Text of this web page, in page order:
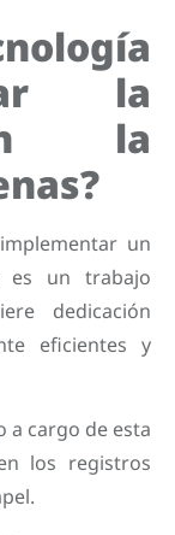
la
la
un
es un trabajo
dedicación
eficientes y
a cargo de esta
los registros